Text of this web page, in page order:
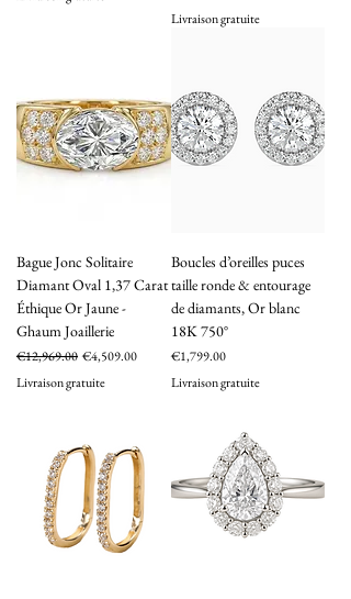
Livraison gratuite
Bague Jonc Solitaire
Diamant Oval 1,37 Carat
Éthique Or Jaune -
Ghaum Joaillerie
Regular Price
€12,969.00Sale Price
€4,509.00
Livraison gratuite
Boucles d’oreilles puces
taille ronde & entourage
de diamants, Or blanc
18K 750°
Price
€1,799.00
Livraison gratuite